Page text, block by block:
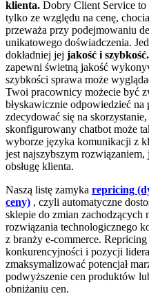
klienta. Dobry Client Service
tylko ze względu na cenę,
przeważa przy podejmowaniu
unikatowego doświadczenia.
dokładniej jej jakość i szybkość.
zapewni świetną jakość
szybkości sprawa może
Twoi pracownicy możecie być
błyskawicznie odpowiedzieć
zdecydować się na
skonfigurowany chatbot może
wyborze języka komunikacji z
jest najszybszym
obsługę klienta.
Naszą listę zamyka repricing
ceny) , czyli automatyczne
sklepie do zmian zachodzących
rozwiązania technologicznego
z branży e-commerce.
konkurencyjności i pozycji
zmaksymalizować potencjał
podwyższenie cen produktów
obniżaniu cen.